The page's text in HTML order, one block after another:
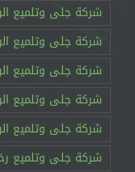
شركة جلى وتلميع
شركة جلى وتلميع
شركة جلى وتلميع
شركة جلى وتلميع
شركة جلى وتلميع
شركة جلى وتلميع